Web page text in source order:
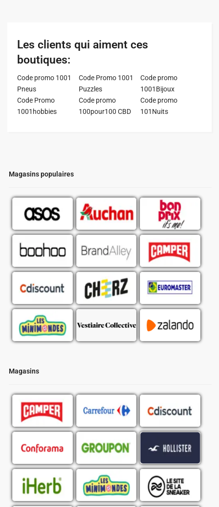
Magasins populaires
Magasins
Les clients qui aiment ces
boutiques:
Code promo 1001
Pneus
Code Promo 1001
Puzzles
Code promo
1001Bijoux
Code Promo
1001hobbies
Code promo
100pour100 CBD
Code promo
101Nuits